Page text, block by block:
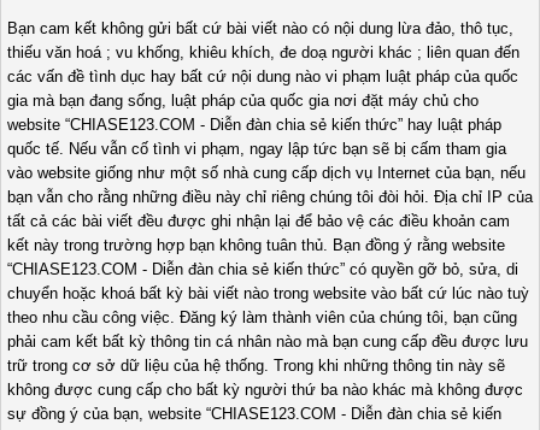
Bạn cam kết không gửi bất cứ bài viết nào có nội dung lừa đảo, thô tục,
thiếu văn hoá ; vu khống, khiêu khích, đe doạ người khác ; liên quan đến
các vấn đề tình dục hay bất cứ nội dung nào vi phạm luật pháp của quốc
gia mà bạn đang sống, luật pháp của quốc gia nơi đặt máy chủ cho
website “CHIASE123.COM - Diễn đàn chia sẻ kiến thức” hay luật pháp
quốc tế. Nếu vẫn cố tình vi phạm, ngay lập tức bạn sẽ bị cấm tham gia
vào website giống như một số nhà cung cấp dịch vụ Internet của bạn, nếu
bạn vẫn cho rằng những điều này chỉ riêng chúng tôi đòi hỏi. Địa chỉ IP của
tất cả các bài viết đều được ghi nhận lại để bảo vệ các điều khoản cam
kết này trong trường hợp bạn không tuân thủ. Bạn đồng ý rằng website
“CHIASE123.COM - Diễn đàn chia sẻ kiến thức” có quyền gỡ bỏ, sửa, di
chuyển hoặc khoá bất kỳ bài viết nào trong website vào bất cứ lúc nào tuỳ
theo nhu cầu công việc. Đăng ký làm thành viên của chúng tôi, bạn cũng
phải cam kết bất kỳ thông tin cá nhân nào mà bạn cung cấp đều được lưu
trữ trong cơ sở dữ liệu của hệ thống. Trong khi những thông tin này sẽ
không được cung cấp cho bất kỳ người thứ ba nào khác mà không được
sự đồng ý của bạn, website “CHIASE123.COM - Diễn đàn chia sẻ kiến